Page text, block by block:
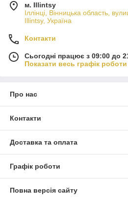
м. Illintsy
Іллінці, Вінницька область,
Illintsy, Україна
Контакти
Сьогодні працює з 09:00 до
Показати весь графік роботи
Про нас
Контакти
Доставка та оплата
Графік роботи
Повна версія сайту